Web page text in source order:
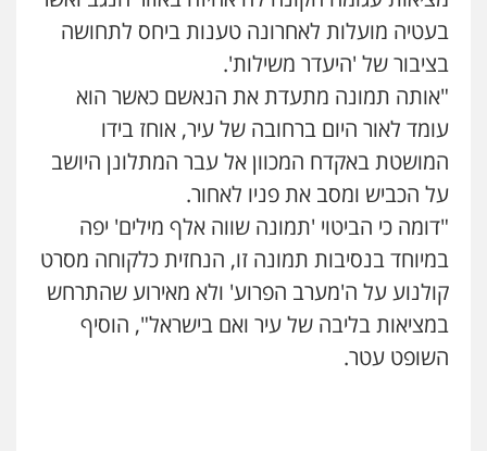
בעטיה מועלות לאחרונה טענות ביחס לתחושה
בציבור של 'היעדר משילות'.
"אותה תמונה מתעדת את הנאשם כאשר הוא
עומד לאור היום ברחובה של עיר, אוחז בידו
המושטת באקדח המכוון אל עבר המתלונן היושב
על הכביש ומסב את פניו לאחור.
"דומה כי הביטוי 'תמונה שווה אלף מילים' יפה
במיוחד בנסיבות תמונה זו, הנחזית כלקוחה מסרט
קולנוע על ה'מערב הפרוע' ולא מאירוע שהתרחש
במציאות בליבה של עיר ואם בישראל", הוסיף
השופט עטר.